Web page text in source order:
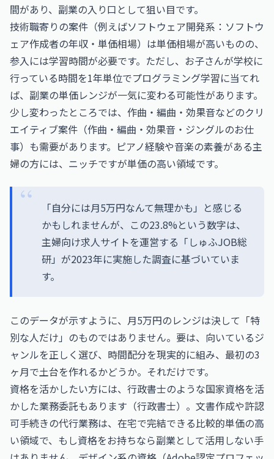
間があり、副業の入り口として狙い目です。
技術職寄りの案件（例えばソフトウェア開発系： ソフトウ
ェア作成者の年収・単価相場）は単価相場が高いものの、
参入には学習時間が必要です。ただし、お子さんが学校に
行っている時間を1年単位でプログラミング学習に当てれ
ば、副業の単価レンジが一気に変わる可能性があります。
少し変わったところでは、作曲・編曲・効果音などのクリ
エイティブ案件（作曲・編曲・効果音・ジングルのお仕
事）も需要があります。ピアノ経験や音楽の素養がある主
婦の方には、ニッチですが単価の高い領域です。
「自分には月5万円なんて無理かも」と感じる
かもしれませんが、この23.8%という数字は、
主婦向け求人サイトを運営する「しゅふJOB総
研」が2023年に実施した調査に基づいていま
す。
このデータが示すように、月5万円のレンジは決して「特
別な人だけ」のものではありません。要は、向いているジ
ャンルを正しく選び、時間配分を現実的に組み、最初の3
ヶ月で土台を作れるかどうか。それだけです。
資格を活かしたい方には、行政書士のような国家資格を活
かした業務委託もあります（行政書士）。文書作成や許認
可手続きの代行業務は、在宅で完結できる比較的単価の高
い領域で、もし資格をお持ちなら副業として活用しない手